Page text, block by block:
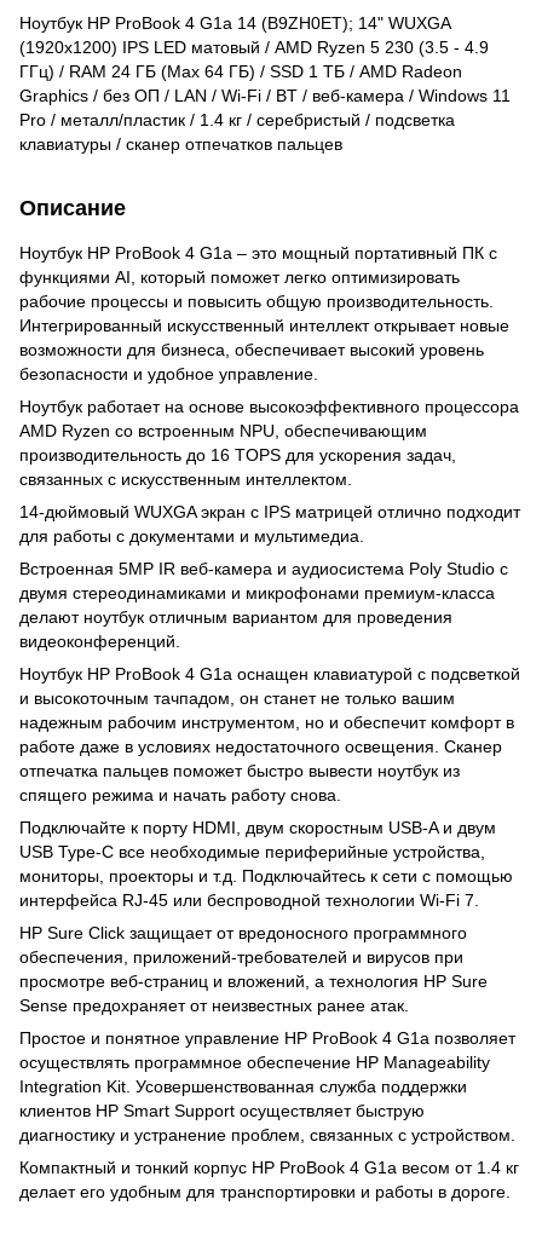
Ноутбук HP ProBook 4 G1a 14 (B9ZH0ET); 14" WUXGA
(1920x1200) IPS LED матовый / AMD Ryzen 5 230 (3.5 - 4.9
ГГц) / RAM 24 ГБ (Max 64 ГБ) / SSD 1 ТБ / AMD Radeon
Graphics / без ОП / LAN / Wi-Fi / BT / веб-камера / Windows 11
Pro / металл/пластик / 1.4 кг / серебристый / подсветка
клавиатуры / сканер отпечатков пальцев
Описание
Ноутбук HP ProBook 4 G1a – это мощный портативный ПК с
функциями AI, который поможет легко оптимизировать
рабочие процессы и повысить общую производительность.
Интегрированный искусственный интеллект открывает новые
возможности для бизнеса, обеспечивает высокий уровень
безопасности и удобное управление.
Ноутбук работает на основе высокоэффективного процессора
AMD Ryzen со встроенным NPU, обеспечивающим
производительность до 16 TOPS для ускорения задач,
связанных с искусственным интеллектом.
14-дюймовый WUXGA экран с IPS матрицей отлично подходит
для работы с документами и мультимедиа.
Встроенная 5MP IR веб-камера и аудиосистема Poly Studio с
двумя стереодинамиками и микрофонами премиум-класса
делают ноутбук отличным вариантом для проведения
видеоконференций.
Ноутбук HP ProBook 4 G1a оснащен клавиатурой с подсветкой
и высокоточным тачпадом, он станет не только вашим
надежным рабочим инструментом, но и обеспечит комфорт в
работе даже в условиях недостаточного освещения. Сканер
отпечатка пальцев поможет быстро вывести ноутбук из
спящего режима и начать работу снова.
Подключайте к порту HDMI, двум скоростным USB-A и двум
USB Type-C все необходимые периферийные устройства,
мониторы, проекторы и т.д. Подключайтесь к сети с помощью
интерфейса RJ-45 или беспроводной технологии Wi-Fi 7.
HP Sure Click защищает от вредоносного программного
обеспечения, приложений-требователей и вирусов при
просмотре веб-страниц и вложений, а технология HP Sure
Sense предохраняет от неизвестных ранее атак.
Простое и понятное управление HP ProBook 4 G1a позволяет
осуществлять программное обеспечение HP Manageability
Integration Kit. Усовершенствованная служба поддержки
клиентов HP Smart Support осуществляет быструю
диагностику и устранение проблем, связанных с устройством.
Компактный и тонкий корпус HP ProBook 4 G1a весом от 1.4 кг
делает его удобным для транспортировки и работы в дороге.